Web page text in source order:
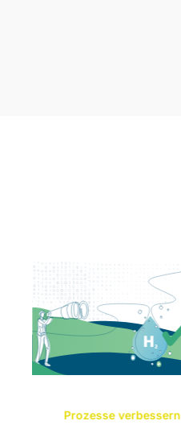
Prozesse verbessern